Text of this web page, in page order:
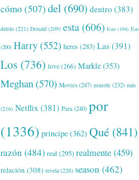
cómo (507)del (690) dentro (383)
detrás (221) Donald (209) esta (606) Este (194)
(200) Harry (552) heres (283) Las (391)
Los (736) love(266) Markle(353)
Meghan (570) Movies(247) muerte (232) más
(216) Netflix (381) Para(240) por
(1336) príncipe(362) Qué (841)
razón (484) real (295) realmente (459)
relación (308) revela(226) season (462)